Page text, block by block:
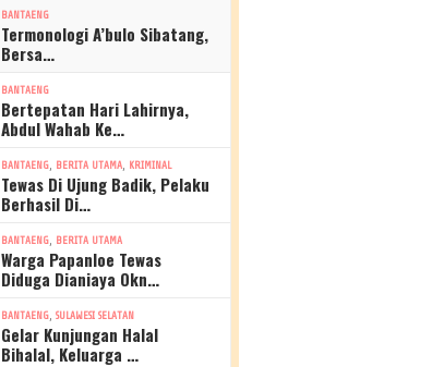
BANTAENG
Termonologi A’bulo Sibatang,
Bersa…
BANTAENG
Bertepatan Hari Lahirnya,
Abdul Wahab Ke…
BANTAENG, BERITA UTAMA, KRIMINAL
Tewas Di Ujung Badik, Pelaku
Berhasil Di…
BANTAENG, BERITA UTAMA
Warga Papanloe Tewas
Diduga Dianiaya Okn…
BANTAENG,SULAWESI SELATAN
Gelar Kunjungan Halal
Bihalal, Keluarga …